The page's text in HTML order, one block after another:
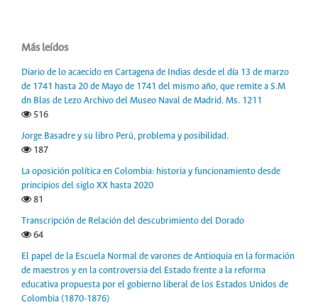
Más leídos
Diario de lo acaecido en Cartagena de Indias desde el día 13 de marzo
de 1741 hasta 20 de Mayo de 1741 del mismo año, que remite a S.M
dn Blas de Lezo Archivo del Museo Naval de Madrid. Ms. 1211
516
Jorge Basadre y su libro Perú, problema y posibilidad.
187
La oposición política en Colombia: historia y funcionamiento desde
principios del siglo XX hasta 2020
81
Transcripción de Relación del descubrimiento del Dorado
64
El papel de la Escuela Normal de varones de Antioquia en la formación
de maestros y en la controversia del Estado frente a la reforma
educativa propuesta por el gobierno liberal de los Estados Unidos de
Colombia (1870-1876)